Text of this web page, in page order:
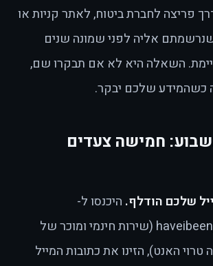
פריצה לחברת ביטוח, לאתר קניות או
אליה לפני שמונה שנים
השאלה היא לא אם תבקרו שם,
כשהמידע שלכם יבקר.
חמישה צעדים
שלכם הודלף. היכנסו ל-
haveibeenpwned.com (שירות חינמי ומוכר של
האנט), הזינו את כתובות המייל